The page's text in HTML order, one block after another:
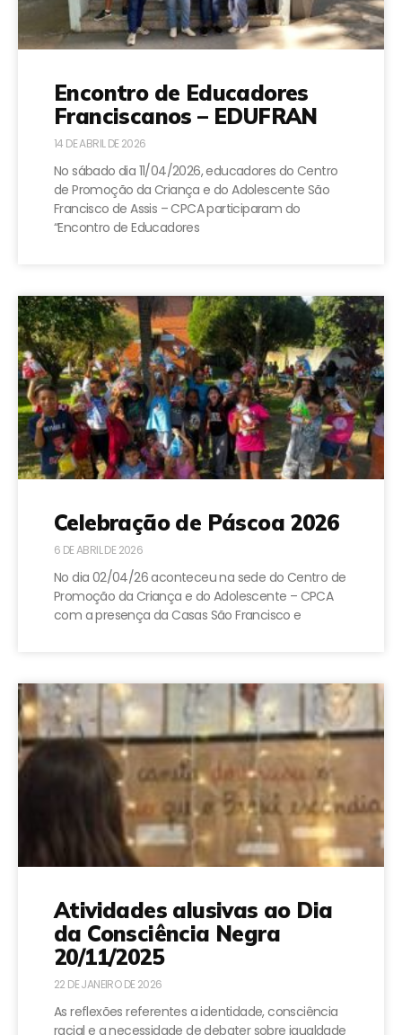
Encontro de Educadores
Franciscanos – EDUFRAN
14 DE ABRIL DE 2026
No sábado dia 11/04/2026, educadores do Centro
de Promoção da Criança e do Adolescente São
Francisco de Assis – CPCA participaram do
“Encontro de Educadores
Celebração de Páscoa 2026
6 DE ABRIL DE 2026
No dia 02/04/26 aconteceu na sede do Centro de
Promoção da Criança e do Adolescente – CPCA
com a presença da Casas São Francisco e
Atividades alusivas ao Dia
da Consciência Negra
20/11/2025
22 DE JANEIRO DE 2026
As reflexões referentes a identidade, consciência
racial e a necessidade de debater sobre igualdade